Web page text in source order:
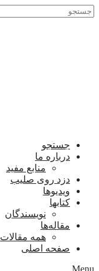
Skip
to
‫جستجو
جستجو
درباره ما
منابع مفید
دزد روی صلیب
ویدیوها
کتابها
نویسندگان
مقاله‌ها
همه مقالات
صفحه اصلی